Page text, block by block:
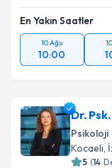
En Yakın Saatler
10 Ağu
10:00
Dr.
Psikoloji
Kocaeli,
5 (14